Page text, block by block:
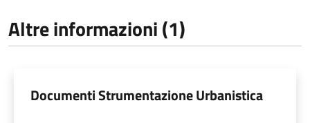
Altre informazioni (1)
Documenti Strumentazione Urbanistica